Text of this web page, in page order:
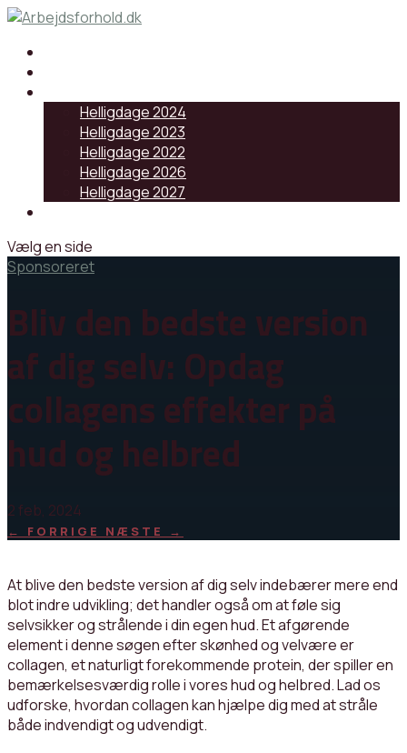
Helligdage 2024
Helligdage 2023
Helligdage 2022
Helligdage 2026
Helligdage 2027
Vælg en side
Sponsoreret
Bliv den bedste version
af dig selv: Opdag
collagens effekter på
hud og helbred
2 feb, 2024
← FORRIGE NÆSTE →
At blive den bedste version af dig selv indebærer mere end
blot indre udvikling; det handler også om at føle sig
selvsikker og strålende i din egen hud. Et afgørende
element i denne søgen efter skønhed og velvære er
collagen, et naturligt forekommende protein, der spiller en
bemærkelsesværdig rolle i vores hud og helbred. Lad os
udforske, hvordan collagen kan hjælpe dig med at stråle
både indvendigt og udvendigt.